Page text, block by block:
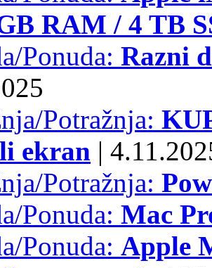
RAM / 4 TB
Ponuda: Razni
Potražnja:
ekran |
Potražnja:
Ponuda: Mac
Ponuda: Apple